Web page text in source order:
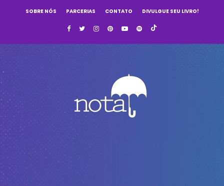
SOBRE NÓS PARCERIAS CONTATO DIVULGUE SEU LIVRO!